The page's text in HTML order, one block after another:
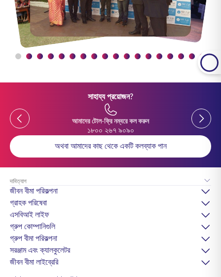
সাহায্য প্রয়োজন?
Previous
আমাদের টোল-ফ্রি নম্বরে কল করুন
১৮০০ ২৬৭ ৯০৯০
Previous
অথবা আমাদের কাছ থেকে একটি কলব্যাক পান
দাবিত্যাগ
জীবন বীমা পরিকল্পনা
গ্রাহক পরিষেবা
এসবিআই লাইফ
গ্রুপ কোম্পানিগুলি
গ্রুপ বীমা পরিকল্পনা
সরঞ্জাম এবং ক্যালকুলেটর
জীবন বীমা লাইব্রেরি